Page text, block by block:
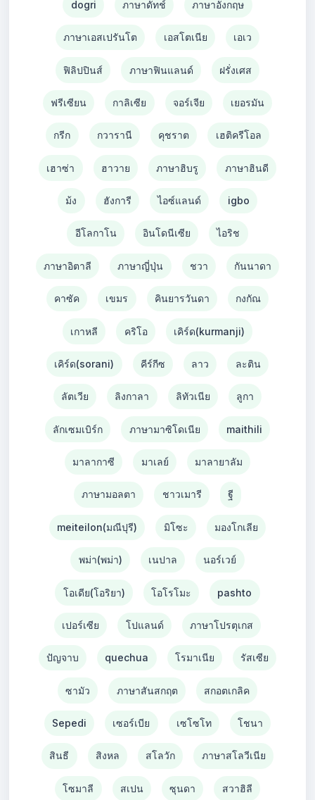
dogri ภาษาดัทช์ ภาษาอังกฤษ
ภาษาเอสเปรันโต เอสโตเนีย เอเว
ฟิลิปปินส์ ภาษาฟินแลนด์ ฝรั่งเศส
ฟรีเซียน กาลิเซีย จอร์เจีย เยอรมัน
กรีก กวารานี คุชราต เฮติครีโอล
เฮาซ่า ฮาวาย ภาษาฮิบรู ภาษาฮินดี
ม้ง ฮังการี ไอซ์แลนด์ igbo
อีโลกาโน อินโดนีเซีย ไอริช
ภาษาอิตาลี ภาษาญี่ปุ่น ชวา กันนาดา
คาซัค เขมร คินยารวันดา กงกัณ
เกาหลี คริโอ เคิร์ด(kurmanji)
เคิร์ด(sorani) คีร์กีซ ลาว ละติน
ลัตเวีย ลิงกาลา ลิทัวเนีย ลูกา
ลักเซมเบิร์ก ภาษามาซิโดเนีย maithili
มาลากาซี มาเลย์ มาลายาลัม
ภาษามอลตา ชาวเมารี ฐี
meiteilon(มณีปุรี) มิโซะ มองโกเลีย
พม่า(พม่า) เนปาล นอร์เวย์
โอเดีย(โอริยา) โอโรโมะ pashto
เปอร์เซีย โปแลนด์ ภาษาโปรตุเกส
ปัญจาบ quechua โรมาเนีย รัสเซีย
ซามัว ภาษาสันสกฤต สกอตเกลิค
Sepedi เซอร์เบีย เซโซโท โชนา
สินธี สิงหล สโลวัก ภาษาสโลวีเนีย
โซมาลี สเปน ซุนดา สวาฮิลี